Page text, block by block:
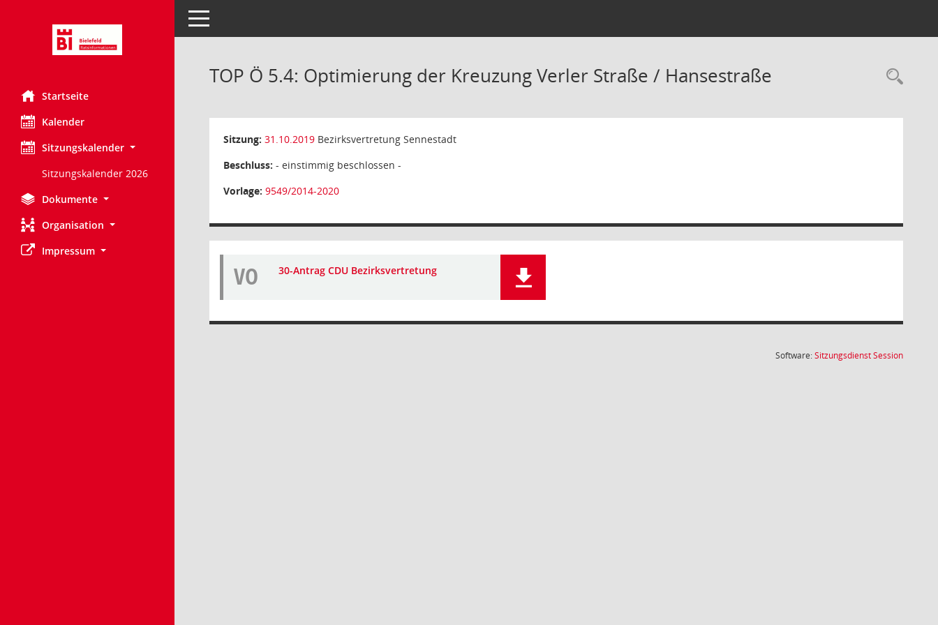
Startseite
Kalender
Sitzungskalender
Sitzungskalender 2026
Dokumente
Organisation
Impressum
Toggle navigation
TOP Ö 5.4: Optimierung der Kreuzung Verler Straße / Hansestraße
Sitzung: 31.10.2019 Bezirksvertretung Sennestadt
Beschluss: - einstimmig beschlossen -
Vorlage: 9549/2014-2020
VO 30-Antrag CDU Bezirksvertretung
Software:SitzungsdienstSession(Wird in